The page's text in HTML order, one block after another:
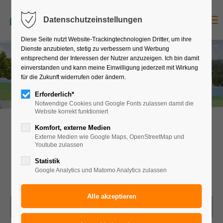
in
k
l F
lu
b
€
1
0
9
KASTILIEN - 7 TAGE
jetzt anfragen
Vorschlag für eine 7-tägige
Studienreise für Erwachsene nach
HOTELS
Datenschutzeinstellungen
Diese Seite nutzt Website-Trackingtechnologien Dritter, um ihre
Dienste anzubieten, stetig zu verbessern und Werbung
entsprechend der Interessen der Nutzer anzuzeigen. Ich bin damit
einverstanden und kann meine Einwilligung jederzeit mit Wirkung
für die Zukunft widerrufen oder ändern.
Erforderlich*
Notwendige Cookies und Google Fonts zulassen damit die
Website korrekt funktioniert
Komfort, externe Medien
Externe Medien wie Google Maps, OpenStreetMap und
Youtube zulassen
Statistik
Google Analytics und Matomo Analytics zulassen